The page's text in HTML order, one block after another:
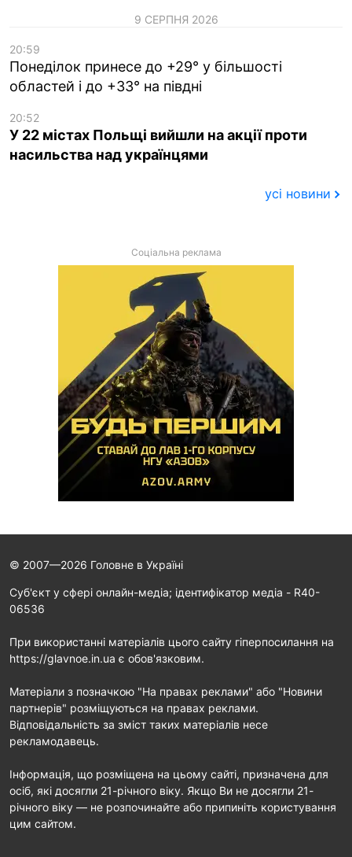
9 СЕРПНЯ 2026
20:59
Понеділок принесе до +29° у більшості
областей і до +33° на півдні
20:52
У 22 містах Польщі вийшли на акції проти
насильства над українцями
усі новини
Соціальна реклама
© 2007—2026 Головне в Україні
Cуб'єкт у сфері онлайн-медіа; ідентифікатор медіа - R40-
06536
При використанні матеріалів цього сайту гіперпосилання на
https://glavnoe.in.ua є обов'язковим.
Матеріали з позначкою "На правах реклами" або "Новини
партнерів" розміщуються на правах реклами.
Відповідальність за зміст таких матеріалів несе
рекламодавець.
Інформація, що розміщена на цьому сайті, призначена для
осіб, які досягли 21-річного віку. Якщо Ви не досягли 21-
річного віку — не розпочинайте або припиніть користування
цим сайтом.